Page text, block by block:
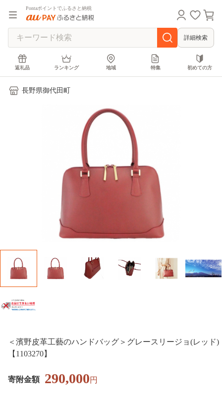
Pontaポイントでふるさと納税
詳細検索
返礼品 ランキング 地域 特集 初めての方
長野県御代田町
＜濱野皮革工藝のハンドバッグ＞グレースリージョ(レッド)
【1103270】
寄附金額 290,000円